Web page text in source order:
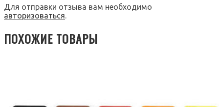
Для отправки отзыва вам необходимо
авторизоваться.
ПОХОЖИЕ ТОВАРЫ